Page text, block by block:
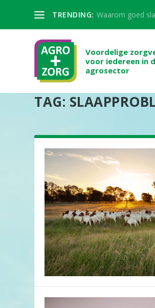
TRENDING: Waarom goed
Voordelige
voor iedereen in
agrosector
TAG: